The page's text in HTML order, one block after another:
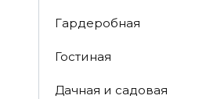
Гардеробная
Гостиная
Дачная и садовая